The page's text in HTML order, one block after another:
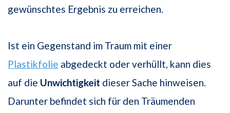
gewünschtes Ergebnis zu erreichen.
Ist ein Gegenstand im Traum mit einer
Plastikfolie abgedeckt oder verhüllt, kann dies
auf die Unwichtigkeit dieser Sache hinweisen.
Darunter befindet sich für den Träumenden